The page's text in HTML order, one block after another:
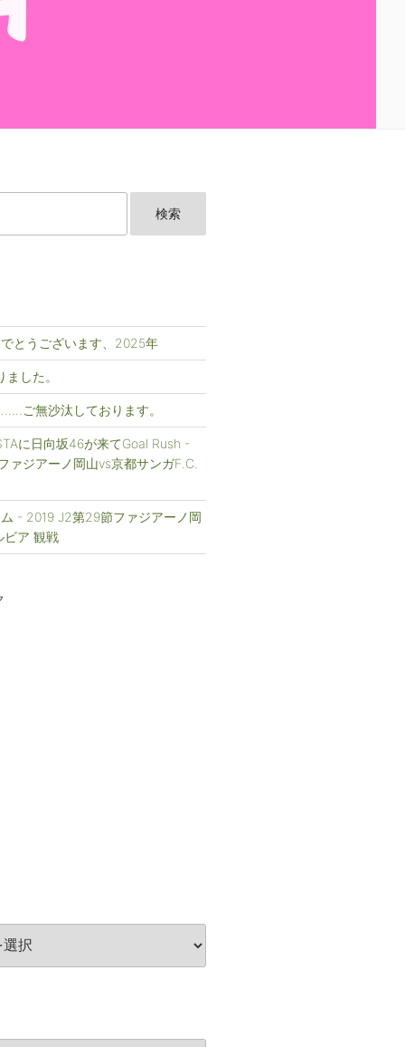
とうございます、2025年
した。
ご無沙汰しております。
に日向坂46が来てGoal Rush -
ァジアーノ岡山vs京都サンガF.C.
- 2019 J2第29節ファジアーノ岡
ビア 観戦